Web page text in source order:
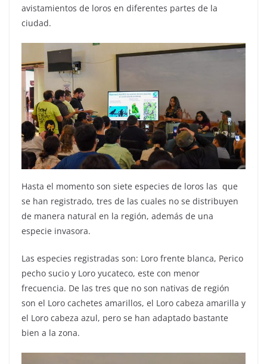
avistamientos de loros en diferentes partes de la
ciudad.
Hasta el momento son siete especies de loros las que
se han registrado, tres de las cuales no se distribuyen
de manera natural en la región, además de una
especie invasora.
Las especies registradas son: Loro frente blanca, Perico
pecho sucio y Loro yucateco, este con menor
frecuencia. De las tres que no son nativas de región
son el Loro cachetes amarillos, el Loro cabeza amarilla y
el Loro cabeza azul, pero se han adaptado bastante
bien a la zona.